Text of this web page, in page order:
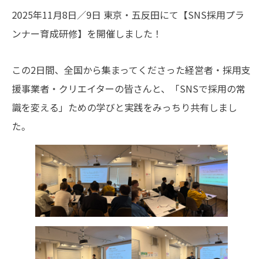
2025年11月8日／9日 東京・五反田にて【SNS採用プラ
ンナー育成研修】を開催しました！
この2日間、全国から集まってくださった経営者・採用支
援事業者・クリエイターの皆さんと、「SNSで採用の常
識を変える」ための学びと実践をみっちり共有しまし
た。